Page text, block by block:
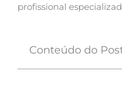
profissional
Conteúdo do